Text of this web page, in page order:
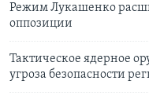
Режим Лукашенко
оппозиции
Тактическое ядерное
угроза безопасности